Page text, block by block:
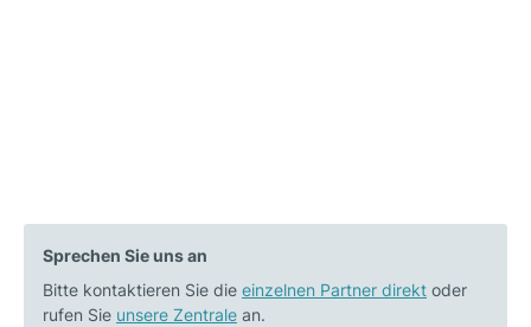
Sprechen Sie uns an
Bitte kontaktieren Sie die einzelnen Partner direkt oder
rufen Sie unsere Zentrale an.